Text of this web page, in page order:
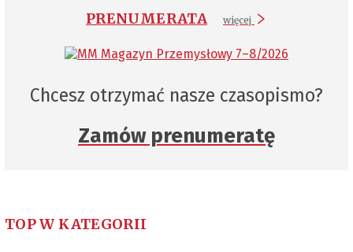
PRENUMERATA więcej
Chcesz otrzymać nasze czasopismo?
Zamów prenumeratę
TOP W KATEGORII